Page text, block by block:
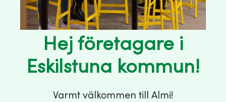
Hej företagare i
Eskilstuna kommun!
Varmt välkommen till Almi!